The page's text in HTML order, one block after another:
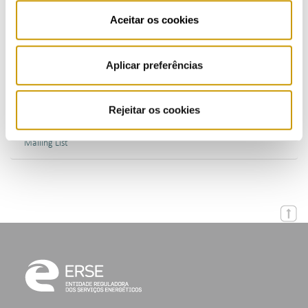
Aceitar os cookies
Aplicar preferências
Rejeitar os cookies
Presentations (PT)
Mailing List